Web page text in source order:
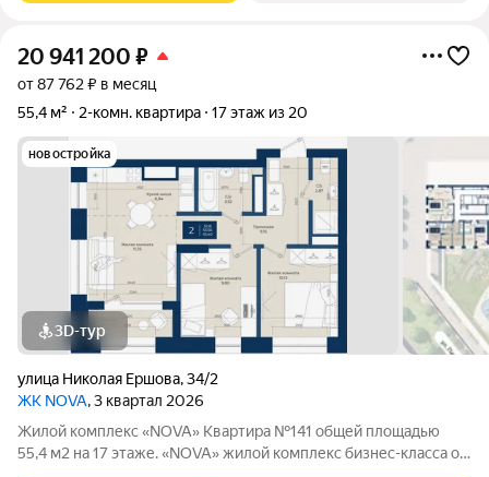
20 941 200 ₽
от 87 762 ₽ в месяц
55,4 м²
2-комн. квартира 17 этаж из 20
новостройка
3D-тур
улица Николая Ершова,34/2
ЖК NOVA, 3 квартал 2026
Жилой комплекс «NOVA» Квартира №141 общей площадью
55,4 м2 на 17 этаже. «NOVA» жилой комплекс бизнес-клаcсa oт